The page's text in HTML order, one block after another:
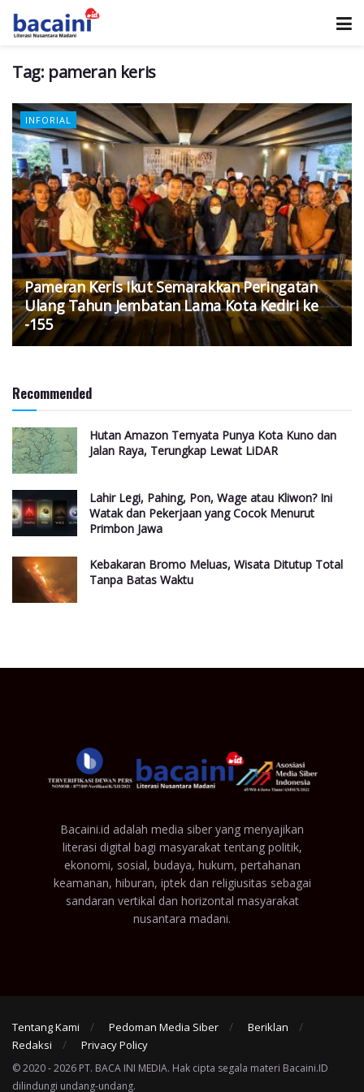
Tag: pameran keris
INFORIAL
Pameran Keris Ikut Semarakkan Peringatan
Ulang Tahun Jembatan Lama Kota Kediri ke
-155
Recommended
Hutan Amazon Ternyata Punya Kota Kuno dan
Jalan Raya, Terungkap Lewat LiDAR
Lahir Legi, Pahing, Pon, Wage atau Kliwon? Ini
Watak dan Pekerjaan yang Cocok Menurut
Primbon Jawa
Kebakaran Bromo Meluas, Wisata Ditutup Total
Tanpa Batas Waktu
Bacaini.id adalah media siber yang menyajikan
literasi digital bagi masyarakat tentang politik,
ekonomi, sosial, budaya, hukum, pertahanan
keamanan, hiburan, iptek dan religiusitas sebagai
sandaran vertikal dan horizontal masyarakat
nusantara madani.
Tentang Kami Pedoman Media Siber
Beriklan
Redaksi
Privacy Policy
© 2020 - 2026 PT. BACA INI MEDIA. Hak cipta segala materi Bacaini.ID
dilindungi undang-undang.